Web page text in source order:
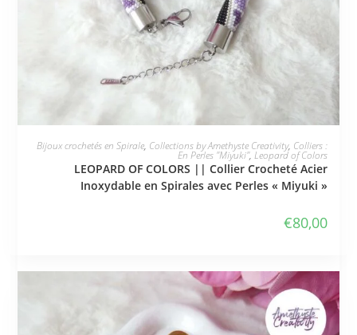
JE L'ADOPTE
Bijoux crochetés en Spirale, Collections by Amethyste Creativity, Colliers :
En Perles "Miyuki", Leopard of Colors
LEOPARD OF COLORS || Collier Crocheté Acier
Inoxydable en Spirales avec Perles « Miyuki »
€80,00